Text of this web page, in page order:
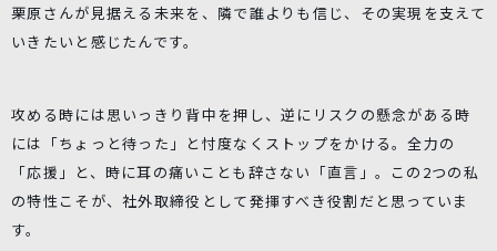
栗原さんが見据える未来を、隣で誰よりも信じ、その実現を支えて
いきたいと感じたんです。
攻める時には思いっきり背中を押し、逆にリスクの懸念がある時
には「ちょっと待った」と忖度なくストップをかける。全力の
「応援」と、時に耳の痛いことも辞さない「直言」。この2つの私
の特性こそが、社外取締役として発揮すべき役割だと思っていま
す。